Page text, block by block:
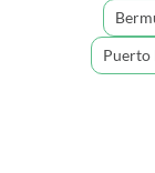
Puerto